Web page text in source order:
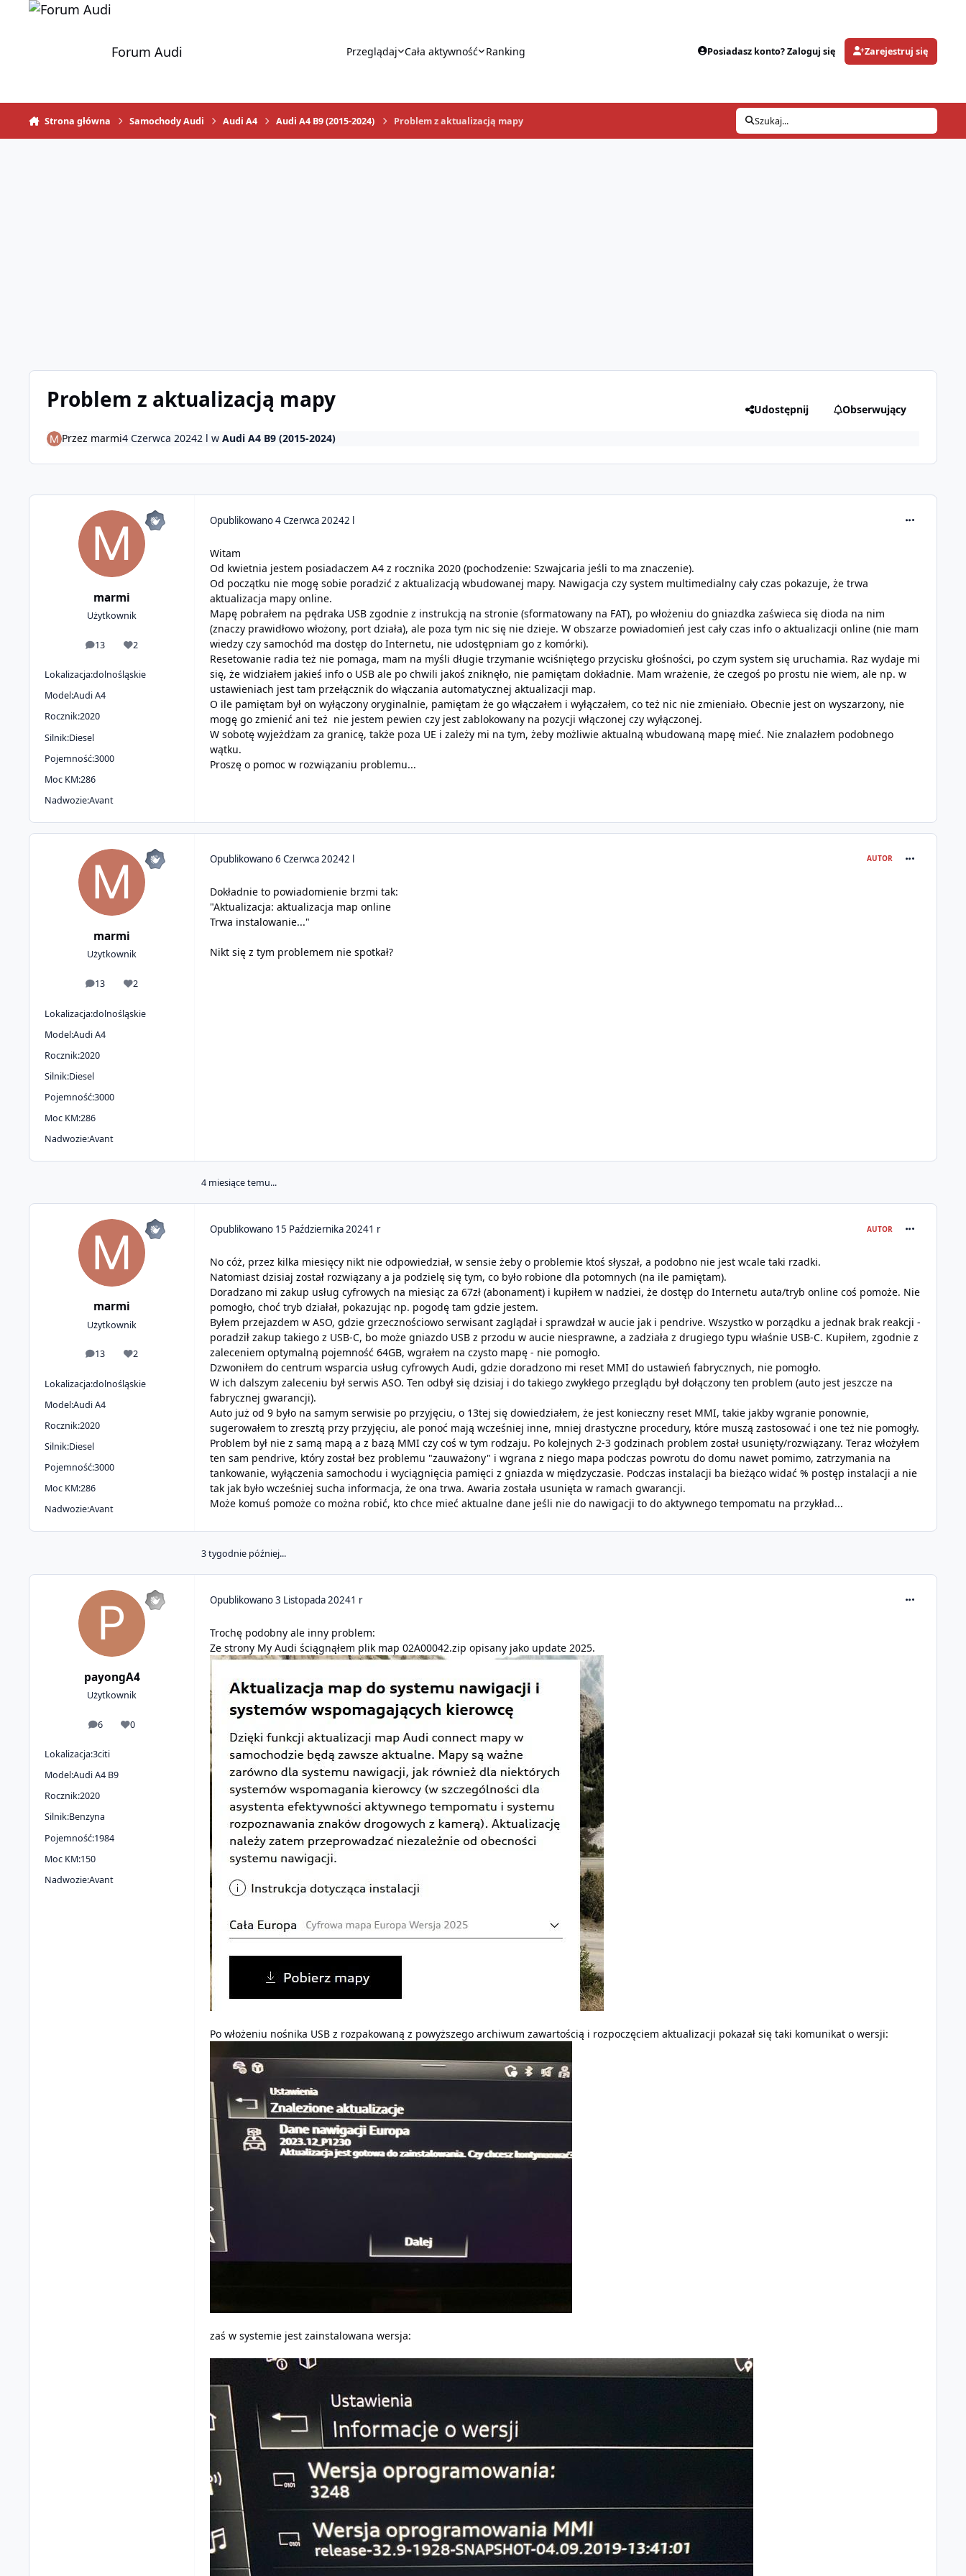
Skocz do zawartości
Forum Audi Przeglądaj Cała aktywność Ranking Posiadasz konto? Zaloguj się Zarejestruj się
Strona główna Samochody Audi Audi A4 Audi A4 B9 (2015-2024) Problem z aktualizacją mapy Szukaj...
Problem z aktualizacją mapy Udostępnij Obserwujący
Przez marmi4 Czerwca 20242 l w Audi A4 B9 (2015-2024)
marmi
Użytkownik
13
odpowiedzi
2
Reputacja
Lokalizacja:dolnośląskie
Model:Audi A4
Rocznik:2020
Silnik:Diesel
Pojemność:3000
Moc KM:286
Nadwozie:Avant
Opublikowano4 Czerwca 20242 l
Witam
Od kwietnia jestem posiadaczem A4 z rocznika 2020 (pochodzenie: Szwajcaria jeśli to ma znaczenie).
Od początku nie mogę sobie poradzić z aktualizacją wbudowanej mapy. Nawigacja czy system multimedialny cały czas pokazuje, że trwa
aktualizacja mapy online.
Mapę pobrałem na pędraka USB zgodnie z instrukcją na stronie (sformatowany na FAT), po włożeniu do gniazdka zaświeca się dioda na nim
(znaczy prawidłowo włożony, port działa), ale poza tym nic się nie dzieje. W obszarze powiadomień jest cały czas info o aktualizacji online (nie mam
wiedzy czy samochód ma dostęp do Internetu, nie udostępniam go z komórki).
Resetowanie radia też nie pomaga, mam na myśli długie trzymanie wciśniętego przycisku głośności, po czym system się uruchamia. Raz wydaje mi
się, że widziałem jakieś info o USB ale po chwili jakoś zniknęło, nie pamiętam dokładnie. Mam wrażenie, że czegoś po prostu nie wiem, ale np. w
ustawieniach jest tam przełącznik do włączania automatycznej aktualizacji map.
O ile pamiętam był on wyłączony oryginalnie, pamiętam że go włączałem i wyłączałem, co też nic nie zmieniało. Obecnie jest on wyszarzony, nie
mogę go zmienić ani też nie jestem pewien czy jest zablokowany na pozycji włączonej czy wyłączonej.
W sobotę wyjeżdżam za granicę, także poza UE i zależy mi na tym, żeby możliwie aktualną wbudowaną mapę mieć. Nie znalazłem podobnego
wątku.
Proszę o pomoc w rozwiązaniu problemu...
marmi
Użytkownik
13
odpowiedzi
2
Reputacja
Lokalizacja:dolnośląskie
Model:Audi A4
Rocznik:2020
Silnik:Diesel
Pojemność:3000
Moc KM:286
Nadwozie:Avant
Opublikowano6 Czerwca 20242 l AUTOR
Dokładnie to powiadomienie brzmi tak:
"Aktualizacja: aktualizacja map online
Trwa instalowanie..."
Nikt się z tym problemem nie spotkał?
4 miesiące temu...
marmi
Użytkownik
13
odpowiedzi
2
Reputacja
Lokalizacja:dolnośląskie
Model:Audi A4
Rocznik:2020
Silnik:Diesel
Pojemność:3000
Moc KM:286
Nadwozie:Avant
Opublikowano 15 Października 20241 r AUTOR
No cóż, przez kilka miesięcy nikt nie odpowiedział, w sensie żeby o problemie ktoś słyszał, a podobno nie jest wcale taki rzadki.
Natomiast dzisiaj został rozwiązany a ja podzielę się tym, co było robione dla potomnych (na ile pamiętam).
Doradzano mi zakup usług cyfrowych na miesiąc za 67zł (abonament) i kupiłem w nadziei, że dostęp do Internetu auta/tryb online coś pomoże. Nie
pomogło, choć tryb działał, pokazując np. pogodę tam gdzie jestem.
Byłem przejazdem w ASO, gdzie grzecznościowo serwisant zaglądał i sprawdzał w aucie jak i pendrive. Wszystko w porządku a jednak brak reakcji -
poradził zakup takiego z USB-C, bo może gniazdo USB z przodu w aucie niesprawne, a zadziała z drugiego typu właśnie USB-C. Kupiłem, zgodnie z
zaleceniem optymalną pojemność 64GB, wgrałem na czysto mapę - nie pomogło.
Dzwoniłem do centrum wsparcia usług cyfrowych Audi, gdzie doradzono mi reset MMI do ustawień fabrycznych, nie pomogło.
W ich dalszym zaleceniu był serwis ASO. Ten odbył się dzisiaj i do takiego zwykłego przeglądu był dołączony ten problem (auto jest jeszcze na
fabrycznej gwarancji).
Auto już od 9 było na samym serwisie po przyjęciu, o 13tej się dowiedziałem, że jest konieczny reset MMI, takie jakby wgranie ponownie,
sugerowałem to zresztą przy przyjęciu, ale ponoć mają wcześniej inne, mniej drastyczne procedury, które muszą zastosować i one też nie pomogły.
Problem był nie z samą mapą a z bazą MMI czy coś w tym rodzaju. Po kolejnych 2-3 godzinach problem został usunięty/rozwiązany. Teraz włożyłem
ten sam pendrive, który został bez problemu "zauważony" i wgrana z niego mapa podczas powrotu do domu nawet pomimo, zatrzymania na
tankowanie, wyłączenia samochodu i wyciągnięcia pamięci z gniazda w międzyczasie. Podczas instalacji ba bieżąco widać % postęp instalacji a nie
tak jak było wcześniej sucha informacja, że ona trwa. Awaria została usunięta w ramach gwarancji.
Może komuś pomoże co można robić, kto chce mieć aktualne dane jeśli nie do nawigacji to do aktywnego tempomatu na przykład...
3 tygodnie później...
payongA4
Użytkownik
6
odpowiedzi
0
Reputacja
Lokalizacja:3citi
Model:Audi A4 B9
Rocznik:2020
Silnik:Benzyna
Pojemność:1984
Moc KM:150
Nadwozie:Avant
Opublikowano3 Listopada 20241 r
Trochę podobny ale inny problem:
Ze strony My Audi ściągnąłem plik map 02A00042.zip opisany jako update 2025.
Po włożeniu nośnika USB z rozpakowaną z powyższego archiwum zawartością i rozpoczęciem aktualizacji pokazał się taki komunikat o wersji:
zaś w systemie jest zainstalowana wersja: